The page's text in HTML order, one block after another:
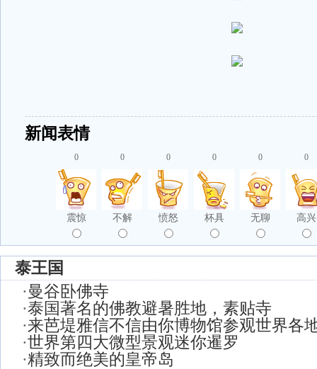
新闻表情
0
震惊
0
不解
0
愤怒
0
杯具
0
无聊
0
高兴
泰王国
·曼谷卧佛寺
·泰国著名的佛教避暑胜地，素贴寺
·来芭堤雅信不信由你博物馆参观世界各
·世界第四大微型景观迷你暹罗
·精致而绝美的皇帝岛